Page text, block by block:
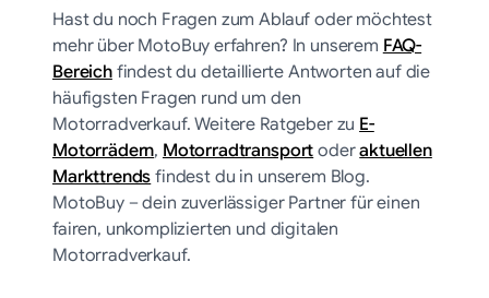
Hast du noch Fragen zum Ablauf oder möchtest
mehr über MotoBuy erfahren? In unseremFAQ-
Bereichfindest du detaillierte Antworten auf die
häufigsten Fragen rund um den
Motorradverkauf. Weitere Ratgeber zuE-
Motorrädern,Motorradtransportoderaktuellen
Markttrendsfindest du in unserem Blog.
MotoBuy – dein zuverlässiger Partner für einen
fairen, unkomplizierten und digitalen
Motorradverkauf.